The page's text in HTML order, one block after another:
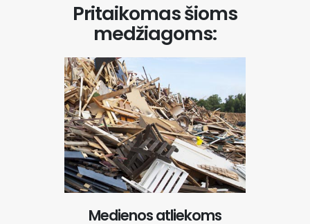
Pritaikomas šioms
medžiagoms:
Medienos atliekoms